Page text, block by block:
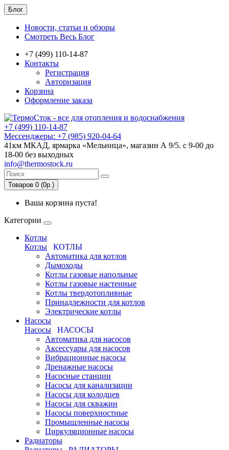
Блог
Новости, статьи и обзоры
Смотреть Весь Блог
+7 (499) 110-14-87
Контакты
Регистрация
Авторизация
Корзина
Оформление заказа
+7 (499) 110-14-87
Мессенджеры: +7 (985) 920-04-64
41км МКАД, ярмарка «Мельница», магазин А 9/5. с 9-00 до
18-00 без выходных
info@thermostock.ru
Товаров 0 (0р.)
Ваша корзина пуста!
Категории
Котлы
Котлы
КОТЛЫ
Автоматика для котлов
Дымоходы
Котлы газовые напольные
Котлы газовые настенные
Котлы твердотопливные
Принадлежности для котлов
Электрические котлы
Насосы
Насосы
НАСОСЫ
Автоматика для насосов
Аксессуары для насосов
Вибрационные насосы
Дренажные насосы
Насосные станции
Насосы для канализации
Насосы для колодцев
Насосы для скважин
Насосы поверхностные
Промышленные насосы
Циркуляционные насосы
Радиаторы